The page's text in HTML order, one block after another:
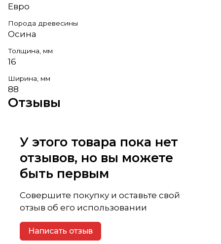
Евро
Порода древесины
Осина
Толщина, мм
16
Ширина, мм
88
Отзывы
У этого товара пока нет
отзывов, но вы можете
быть первым
Совершите покупку и оставьте свой
отзыв об его использовании
Написать отзыв